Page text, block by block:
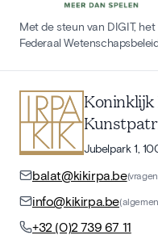
Met de steun van DIGIT,
Federaal
Jubelpark 1,
balat@kikirpa.be
info@kikirpa.be
+32 (0)2 739 67 11